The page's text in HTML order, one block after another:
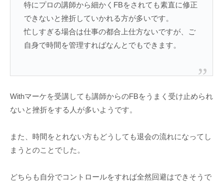
特にプロの講師から細かくFBをされても素直に修正
できないと挫折していかれる方が多いです。
忙しすぎる場合は仕事の都合上仕方ないですが、ご
自身で時間を管理すればなんとでもできます。
Withマーケを受講しても講師からのFBをうまく受け止められ
ないと挫折をする人が多いようです。
また、時間をとれない方もどうしても退会の流れになってし
まうとのことでした。
どちらも自分でコントロールをすれば全然回避はできそうで